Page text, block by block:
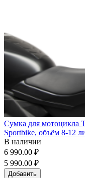
Сумка для мотоцикла
Sportbike, объём 8-12
В наличии
6 990.00 ₽
5 990.00 ₽
Добавить